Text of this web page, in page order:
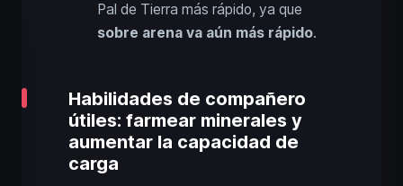
Pal de Tierra más rápido, ya que
sobre arena va aún más rápido.
Habilidades de compañero
útiles: farmear minerales y
aumentar la capacidad de
carga